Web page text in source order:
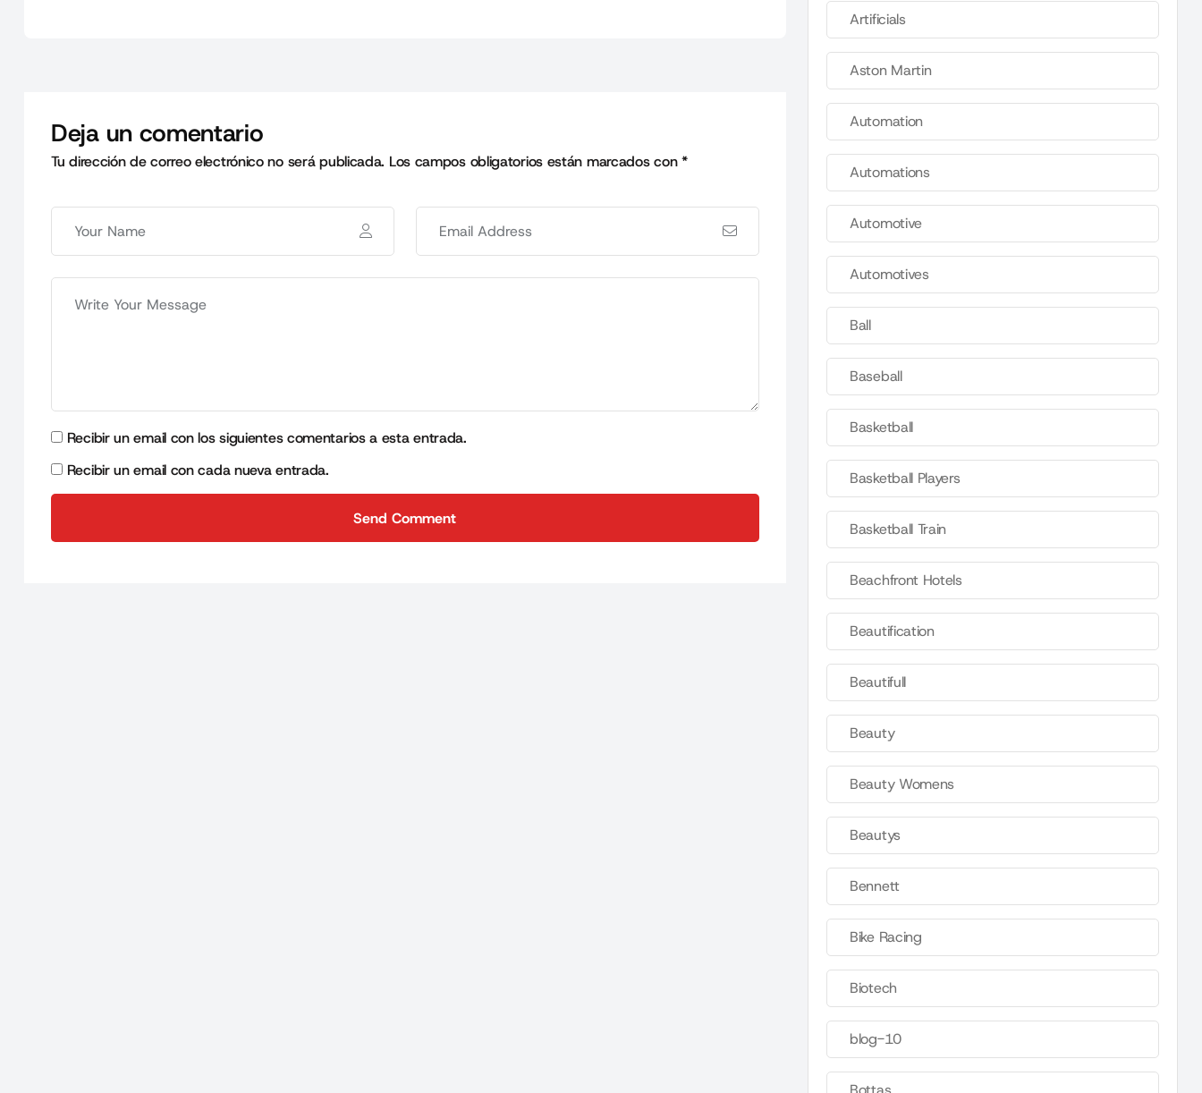
Deja un comentario
Tu dirección de correo electrónico no será publicada. Los campos obligatorios están marcados con*
Recibir un email con los siguientes comentarios a esta entrada.
Recibir un email con cada nueva entrada.
Send Comment
Artificials
Aston Martin
Automation
Automations
Automotive
Automotives
Ball
Baseball
Basketball
Basketball Players
Basketball Train
Beachfront Hotels
Beautification
Beautifull
Beauty
Beauty Womens
Beautys
Bennett
Bike Racing
Biotech
blog-10